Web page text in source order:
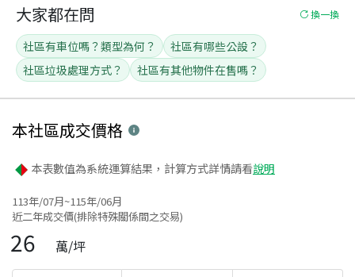
大家都在問 換一換
社區有車位嗎？類型為何？
社區有哪些公設？
社區垃圾處理方式？
社區有其他物件在售嗎？
本社區成交價格
本表數值為系統運算結果，計算方式詳情請看說明
113年/07月~115年/06月
近二年成交價(排除特殊關係間之交易)
26 萬/坪